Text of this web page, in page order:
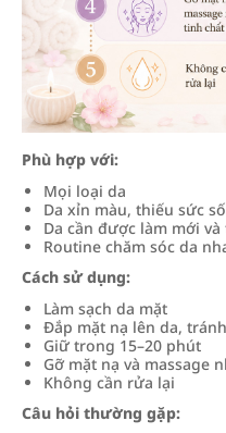
Phù hợp với:
Mọi loại da
Da xỉn màu, thiếu sức
Da cần được làm mới
Routine chăm sóc da
Cách sử dụng:
Làm sạch da mặt
Đắp mặt nạ lên da,
Giữ trong 15–20 phút
Gỡ mặt nạ và massage
Không cần rửa lại
Câu hỏi thường gặp: